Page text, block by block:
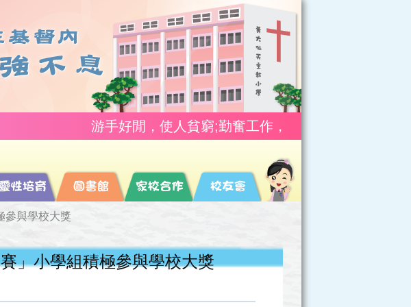
游手好閒，使人貧窮;勤奮工作，使人富有。(箴10:4)
參與學校大獎
」小學組積極參與學校大獎